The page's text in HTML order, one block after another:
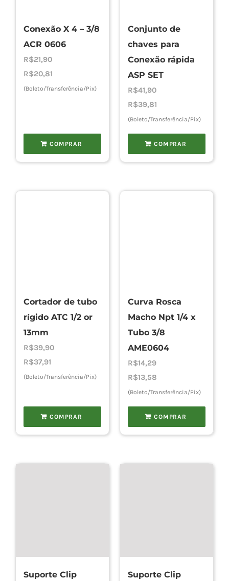
Conexão X 4 – 3/8
ACR 0606
R$21,90
R$20,81
(Boleto/Transferência/Pix)
COMPRAR
Conjunto de
chaves para
Conexão rápida
ASP SET
R$41,90
R$39,81
(Boleto/Transferência/Pix)
COMPRAR
Cortador de tubo
rígido ATC 1/2 or
13mm
R$39,90
R$37,91
(Boleto/Transferência/Pix)
COMPRAR
Curva Rosca
Macho Npt 1/4 x
Tubo 3/8
AME0604
R$14,29
R$13,58
(Boleto/Transferência/Pix)
COMPRAR
Suporte Clip Suporte Clip